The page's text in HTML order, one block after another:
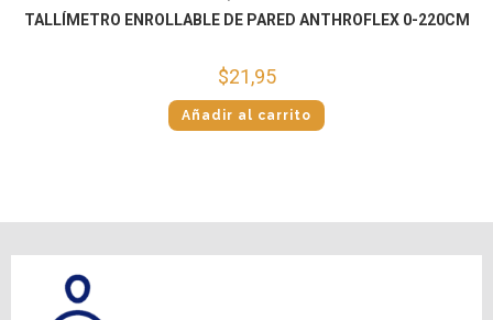
TALLÍMETRO ENROLLABLE DE PARED ANTHROFLEX 0-220CM
$21,95
Añadir al carrito